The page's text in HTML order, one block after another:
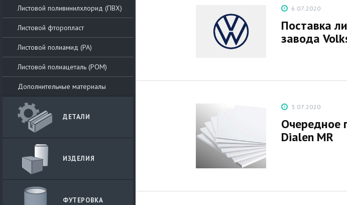
Листовой поливинилхлорид (ПВХ)
Листовой фторопласт
Листовой полиамид (PA)
Листовой полиацеталь (POM)
Дополнительные материалы
ДЕТАЛИ
ИЗДЕЛИЯ
ФУТЕРОВКА
6.07.2020
Поставка
завода
3.07.2020
Очередное
Dialen MR